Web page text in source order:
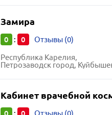
Замира
0 : 0 Отзывы (0)
Республика Карелия,
Петрозаводск город,
Кабинет врачебной
0 : 0 Отзывы (0)